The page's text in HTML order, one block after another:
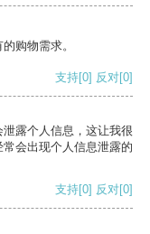
购物需求。
支持[0] 反对[0]
露个人信息，这让我很
会出现个人信息泄露的
支持[0] 反对[0]